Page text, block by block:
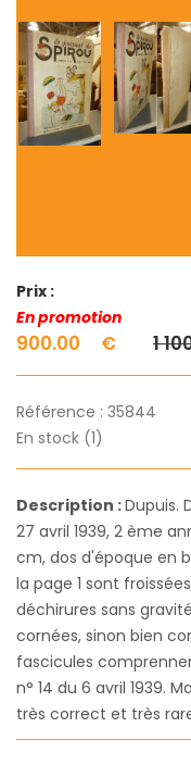
Prix :
En promotion
900.00 € 1
Référence : 35844
En stock (1)
Description :Dupuis.
27 avril 1939, 2 ème
cm, dos d'époque en
la page 1 sont
déchirures sans
cornées, sinon bien
fascicules
n° 14 du 6 avril 1939.
très correct et très